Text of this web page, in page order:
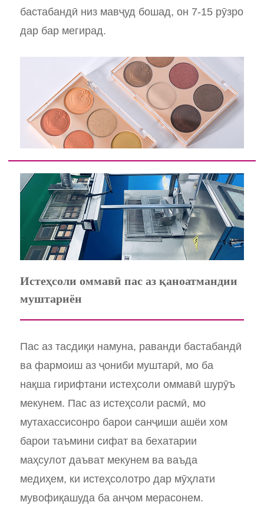
бастабандӣ низ мавҷуд бошад, он 7-15 рӯзро
дар бар мегирад.
Истеҳсоли оммавӣ пас аз қаноатмандии
муштариён
Пас аз тасдиқи намуна, раванди бастабандӣ
ва фармоиш аз ҷониби муштарӣ, мо ба
нақша гирифтани истеҳсоли оммавӣ шурӯъ
мекунем. Пас аз истеҳсоли расмӣ, мо
мутахассисонро барои санҷиши ашёи хом
барои таъмини сифат ва бехатарии
маҳсулот даъват мекунем ва ваъда
медиҳем, ки истеҳсолотро дар мӯҳлати
мувофиқашуда ба анҷом мерасонем.